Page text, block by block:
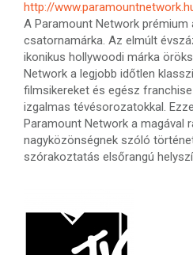
http://
A Paramount Network
csatornamárka. Az elmúlt
ikonikus hollywoodi márka
Network a legjobb időtlen
filmsikereket és egész
izgalmas tévésorozatokkal.
Paramount Network a magával
nagyközönségnek szóló
szórakoztatás elsőrangú